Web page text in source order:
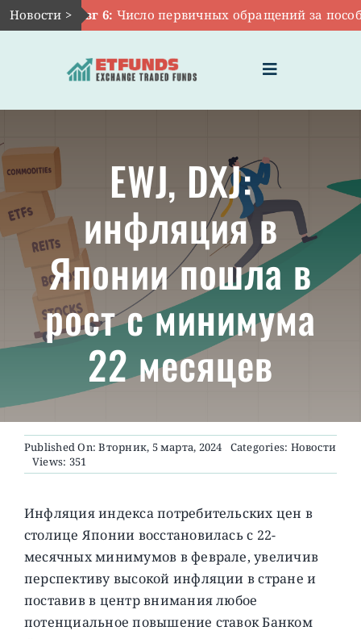
Skip
to
Новости >Авг 6:Число первичных обращений за
Toggle
Navigation
ЧТО ТАКОЕ ETF
ИНВЕСТИЦИИ В ETF
ТЕМАТИЧЕСКИЕ ETF
АКТУАЛЬНЫЕ
О ПРОЕКТЕ
EWJ, DXJ:
инфляция в
Японии пошла в
рост с минимума
22 месяцев
Published On: Вторник, 5 марта, 2024 Categories: Новости
Views: 351
Инфляция индекса потребительских цен в
столице Японии восстановилась с 22-
месячных минимумов в феврале, увеличив
перспективу высокой инфляции в стране и
поставив в центр внимания любое
потенциальное повышение ставок Банком